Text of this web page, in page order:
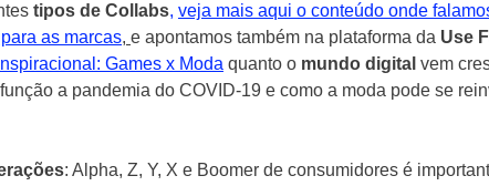
tipos de Collabs, veja mais aqui o conteúdo onde
as marcas, e apontamos também na plataforma da Use
Games x Moda quanto o mundo digital vem
a pandemia do COVID-19 e como a moda pode se
: Alpha, Z, Y, X e Boomer de consumidores é